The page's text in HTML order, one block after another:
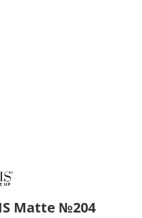
Matte №204